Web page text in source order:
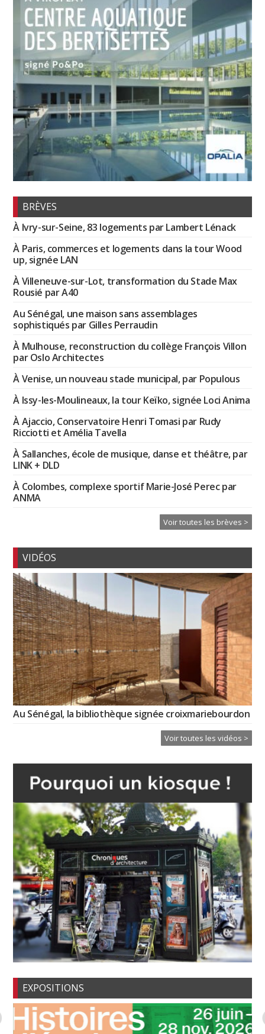
BRÈVES
À Ivry-sur-Seine, 83 logements par Lambert Lénack
À Paris, commerces et logements dans la tour Wood
up, signée LAN
À Villeneuve-sur-Lot, transformation du Stade Max
Rousié par A40
Au Sénégal, une maison sans assemblages
sophistiqués par Gilles Perraudin
À Mulhouse, reconstruction du collège François Villon
par Oslo Architectes
À Venise, un nouveau stade municipal, par Populous
À Issy-les-Moulineaux, la tour Keïko, signée Loci Anima
À Ajaccio, Conservatoire Henri Tomasi par Rudy
Ricciotti et Amélia Tavella
À Sallanches, école de musique, danse et théâtre, par
LINK + DLD
À Colombes, complexe sportif Marie-José Perec par
ANMA
Voir toutes les brèves >
VIDÉOS
Au Sénégal, la bibliothèque signée croixmariebourdon
Voir toutes les vidéos >
EXPOSITIONS